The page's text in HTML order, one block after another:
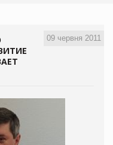
09 червня 2011